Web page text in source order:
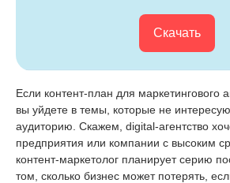
Скачать
Если контент-план для маркетингового
вы уйдете в темы, которые не
аудиторию. Скажем, digital-агентство
предприятия или компании с высоким
контент-маркетолог планирует серию
том, сколько бизнес может потерять,